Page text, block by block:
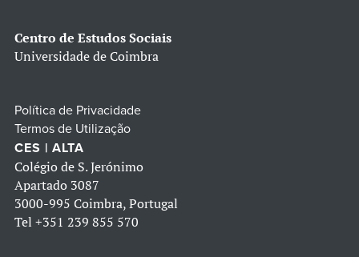
Centro de Estudos Sociais
Universidade de Coimbra
Política de Privacidade
Termos de Utilização
CES | ALTA
Colégio de S. Jerónimo
Apartado 3087
3000-995 Coimbra, Portugal
Tel +351 239 855 570